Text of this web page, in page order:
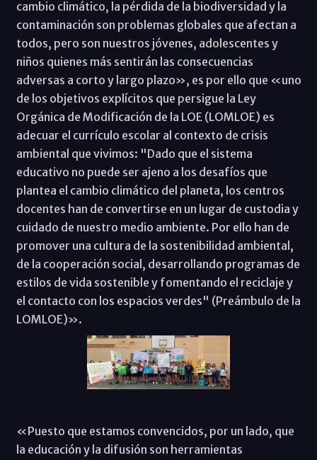
cambio climático, la pérdida de la biodiversidad y la
contaminación son problemas globales que afectan a
todos, pero son nuestros jóvenes, adolescentes y
niños quienes más sentirán las consecuencias
adversas a corto y largo plazo», es por ello que «uno
de los objetivos explícitos que persigue la Ley
Orgánica de Modificación de la LOE (LOMLOE) es
adecuar el currículo escolar al contexto de crisis
ambiental que vivimos: "Dado que el sistema
educativo no puede ser ajeno a los desafíos que
plantea el cambio climático del planeta, los centros
docentes han de convertirse en un lugar de custodia y
cuidado de nuestro medio ambiente. Por ello han de
promover una cultura de la sostenibilidad ambiental,
de la cooperación social, desarrollando programas de
estilos de vida sostenible y fomentando el reciclaje y
el contacto con los espacios verdes" (Preámbulo de la
LOMLOE)».
«Puesto que estamos convencidos, por un lado, que
la educación y la difusión son herramientas